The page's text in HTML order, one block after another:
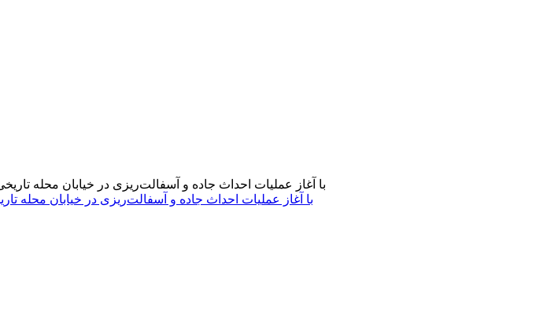
با آغاز عملیات احداث جاده و آسفالت‌ریزی در خیابان محله